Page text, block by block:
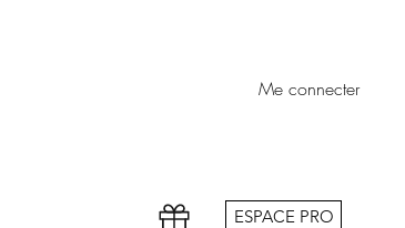
Me connecter
ESPACE PRO